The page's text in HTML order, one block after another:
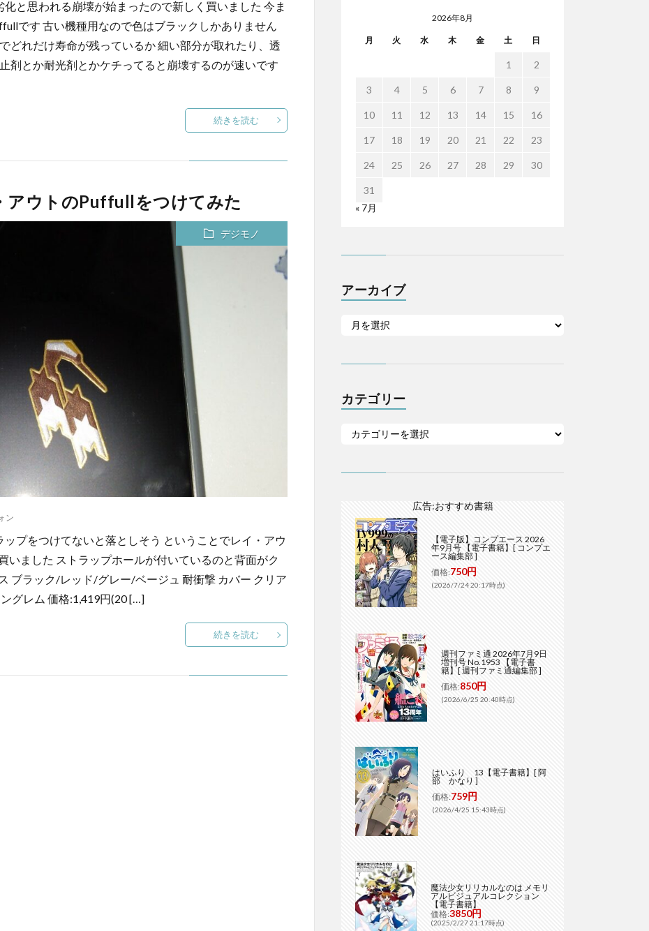
と思われる崩壊が始まったので新しく買いました 今ま
です 古い機種用なので色はブラックしかありません
どれだけ寿命が残っているか 細い部分が取れたり、透
剤とか耐光剤とかケチってると崩壊するのが速いです
続きを読む
アウトのPuffullをつけてみた
デジモノ
ン
プをつけてないと落としそう ということでレイ・アウ
いました ストラップホールが付いているのと背面がク
ブラック/レッド/グレー/ベージュ 耐衝撃 カバー クリア
グレム 価格:1,419円(20 […]
続きを読む
2026年8月
月 火 水 木 金 土 日
1 2
3 4 5 6 7 8 9
10 11 12 13 14 15 16
17 18 19 20 21 22 23
24 25 26 27 28 29 30
31
« 7月
アーカイブ
カテゴリー
広告:おすすめ書籍
【電子版】コンプエース 2026
年9月号 【電子書籍】[ コンプエ
ース編集部 ]
価格:750円
(2026/7/24 20:17時点)
週刊ファミ通 2026年7月9日
増刊号 No.1953 【電子書
籍】[ 週刊ファミ通編集部 ]
価格:850円
(2026/6/25 20:40時点)
はいふり 13【電子書籍】[ 阿
部 かなり ]
価格:759円
(2026/4/25 15:43時点)
魔法少女リリカルなのは メモリ
アルビジュアルコレクション
【電子書籍】
価格:3850円
(2025/2/27 21:17時点)